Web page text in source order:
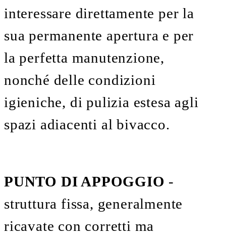
interessare direttamente per la
sua permanente apertura e per
la perfetta manutenzione,
nonché delle condizioni
igieniche, di pulizia estesa agli
spazi adiacenti al bivacco.
PUNTO DI APPOGGIO -
struttura fissa, generalmente
ricavate con corretti ma